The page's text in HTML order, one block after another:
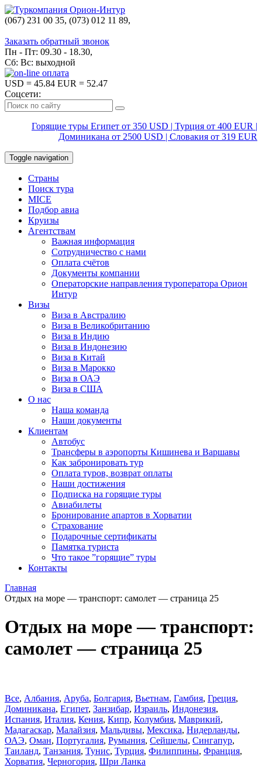
(067) 231 00 35, (073) 012 11 89,
Заказать обратный звонок
Пн - Пт: 09.30 - 18.30,
Сб: Вс: выходной
USD = 45.84 EUR = 52.47
Соцсети:
Горящие туры Египет от 350 USD | Турция от 400 EUR |
Доминикана от 2500 USD | Словакия от 319 EUR
Toggle navigation
Страны
Поиск тура
MICE
Подбор авиа
Круизы
Агентствам
Важная информация
Сотрудничество с нами
Оплата счётов
Документы компании
Операторские направления туроператора Орион
Интур
Визы
Виза в Австралию
Виза в Великобританию
Виза в Индию
Виза в Индонезию
Виза в Китай
Виза в Марокко
Виза в ОАЭ
Виза в США
О нас
Наша команда
Наши документы
Клиентам
Автобус
Трансферы в аэропорты Кишинева и Варшавы
Как забронировать тур
Оплата туров, возврат оплаты
Наши достижения
Подписка на горящие туры
Авиабилеты
Бронирование апартов в Хорватии
Страхование
Подарочные сертификаты
Памятка туриста
Что такое ”горящие” туры
Контакты
Главная
Отдых на море — транспорт: самолет — страница 25
Отдых на море — транспорт:
самолет — страница 25
Все, Албания, Аруба, Болгария, Вьетнам, Гамбия, Греция,
Доминиканa, Египет, Занзибар, Израиль, Индонезия,
Испания, Италия, Кения, Кипр, Колумбия, Маврикий,
Мадагаскар, Малайзия, Мальдивы, Мексика, Нидерланды,
ОАЭ, Оман, Португалия, Румыния, Сейшелы, Сингапур,
Таиланд, Танзания, Тунис, Турция, Филиппины, Франция,
Хорватия, Черногория, Шри Ланка